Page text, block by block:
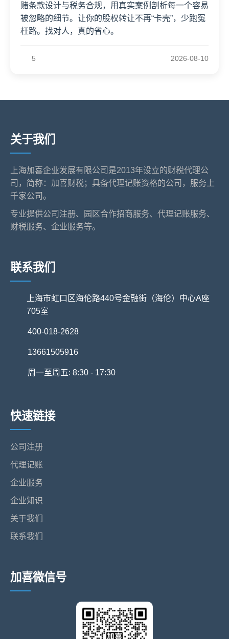
赌条款设计与税务合规，用真实案例剖析每一个容易
被忽略的细节。让你的股权转让不再“卡壳”，少跑冤
枉路。找对人，真的省心。
5 2026-08-10
关于我们
上海加喜企业发展有限公司是2013年设立的财税代理公
司，简称：加喜财税；具备代理记账资格的公司，服务上
千家公司。
专业提供公司注册、园区合作招商服务、代理记账服务、
财税服务、企业服务等。
联系我们
上海市虹口区海伦路440号金融街（海伦）中心A座
705室
400-018-2628
13661505916
周一至周五: 8:30 - 17:30
快速链接
公司注册
代理记账
企业服务
企业知识
关于我们
联系我们
加喜微信号